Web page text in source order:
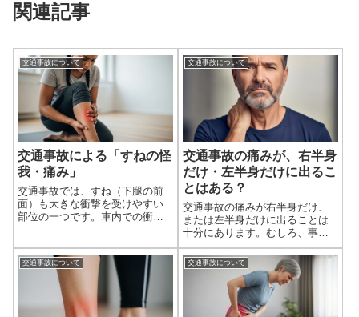
関連記事
交通事故について
交通事故による「すねの怪
我・痛み」
交通事故では、すね（下腿の前
面）も大きな衝撃を受けやすい
部位の一つです。車内での衝
るいはシートベルトによる圧迫
など、様々な状況で、すねの骨
（脛骨）や周囲の筋肉、神経、
血管に過度な負担が...
交通事故について
交通事故の痛みが、右半身
だけ・左半身だけに出るこ
とはある？
交通事故の痛みが右半身だけ、
または左半身だけに出ることは
十分にあります。むしろ、事故
の状況や衝撃の受け方によって
は、体の一部分に偏って症状が
現れることの方が自然な場合も
多いです。交通事故の痛みが、
右半身だけ・左半身だけに出る
ことはある？痛み...
交通事故について 交通事故について